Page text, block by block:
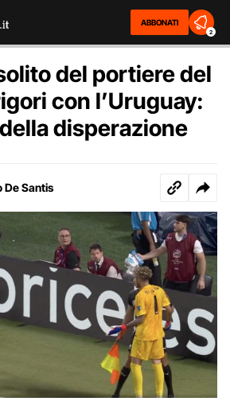
ABBONATI
2
del portiere del
con l’Uruguay:
disperazione
De Santis